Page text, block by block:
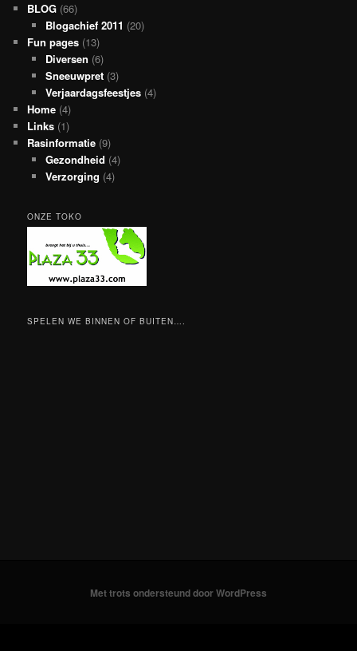
BLOG (66)
Blogachief 2011 (20)
Fun pages (13)
Diversen (6)
Sneeuwpret(3)
Verjaardagsfeestjes(4)
Home (4)
Links (1)
Rasinformatie (9)
Gezondheid (4)
Verzorging (4)
ONZE TOKO
SPELEN WE BINNEN OF BUITEN….
Met trots ondersteund door WordPress